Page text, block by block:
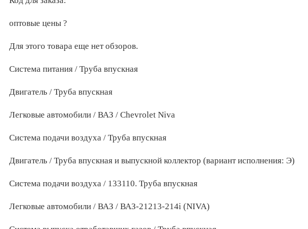
оптовые цены ?
Для этого товара еще нет обзоров.
Система питания / Труба впускная
Двигатель / Труба впускная
Легковые автомобили / ВАЗ / Chevrolet Niva
Система подачи воздуха / Труба впускная
Двигатель / Труба впускная и выпускной коллектор (вариант исполнения: Э)
Система подачи воздуха / 133110. Труба впускная
Легковые автомобили / ВАЗ / ВАЗ-21213-214i (NIVA)